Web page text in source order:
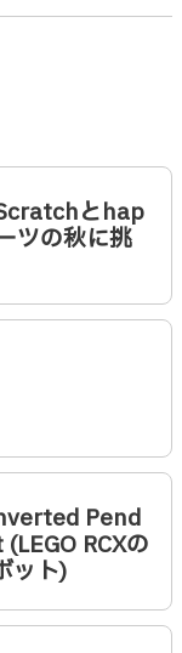
とhap
ツの秋に挑
Pend
RCXの
ット)